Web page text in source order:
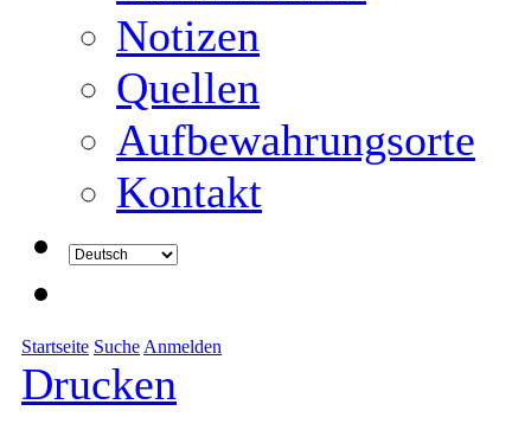
Notizen
Quellen
Aufbewahrungsorte
Kontakt
Startseite Suche Anmelden
Drucken